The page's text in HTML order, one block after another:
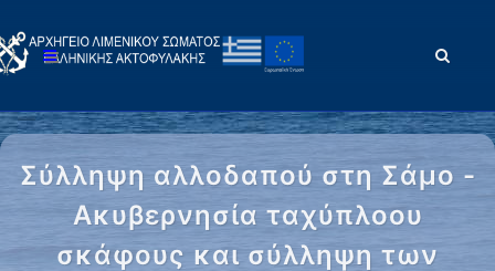
Σύλληψη αλλοδαπού στη Σάμο -
Ακυβερνησία ταχύπλοου
σκάφους και σύλληψη των